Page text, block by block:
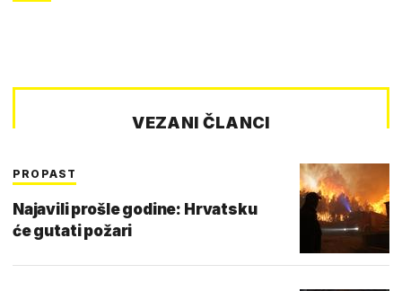
VEZANI ČLANCI
PROPAST
Najavili prošle godine: Hrvatsku
će gutati požari